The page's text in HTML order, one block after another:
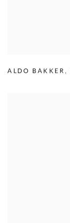
ALDO BAKKER ,